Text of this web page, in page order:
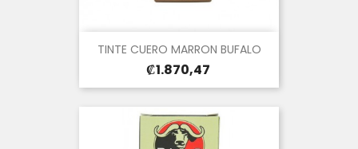
TINTE CUERO MARRON BUFALO
Precio
₡1.870,47